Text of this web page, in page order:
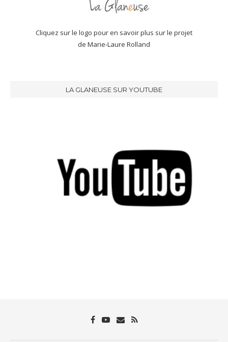
Cliquez sur le logo pour en savoir plus sur le projet
de Marie-Laure Rolland
LA GLANEUSE SUR YOUTUBE